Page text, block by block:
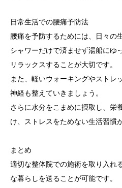
日常生活での腰痛予防法
腰痛を予防するためには、日々の
シャワーだけで済ませず湯船にゆ
リラックスすることが大切です。
また、軽いウォーキングやストレ
神経も整えていきましょう。
さらに水分をこまめに摂取し、栄
け、ストレスをためない生活習慣
まとめ
適切な整体院での施術を取り入れ
な暮らしを送ることが可能です。